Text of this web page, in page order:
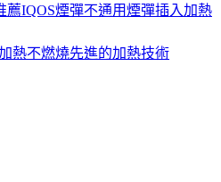
薦IQOS煙彈不通用煙彈插入加熱
熱不燃燒先進的加熱技術